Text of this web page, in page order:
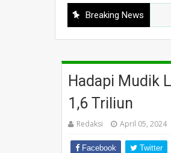
Breaking News
Hadapi Mudik
1,6 Triliun
Redaksi April 05, 2024
Facebook Twitter